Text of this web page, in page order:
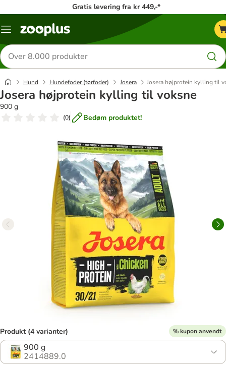
Gratis levering fra kr 449,-*
Menu
Søg
efter
produkter
Hund Hundefoder (tørfoder) Josera Josera højprotein kylling til
Josera højprotein kylling til voksne
900 g
(0) Bedøm produktet!
Produkt (4 varianter) % kupon anvendt
900 g
2414889.0